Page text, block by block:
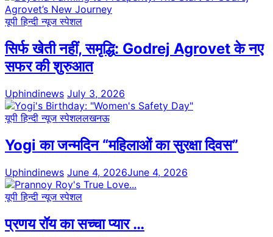
यूपी हिन्दी न्यूज स्पेशल
सिर्फ खेती नहीं, समृद्धि: Godrej Agrovet के नए
सफर की शुरुआत
Uphindinews July 3, 2026
यूपी हिन्दी न्यूज स्पेशललखनऊ
Yogi का जन्मदिन “महिलाओं का सुरक्षा दिवस”
Uphindinews June 4, 2026June 4, 2026
यूपी हिन्दी न्यूज स्पेशल
प्रणय रॉय का सच्चा प्यार …